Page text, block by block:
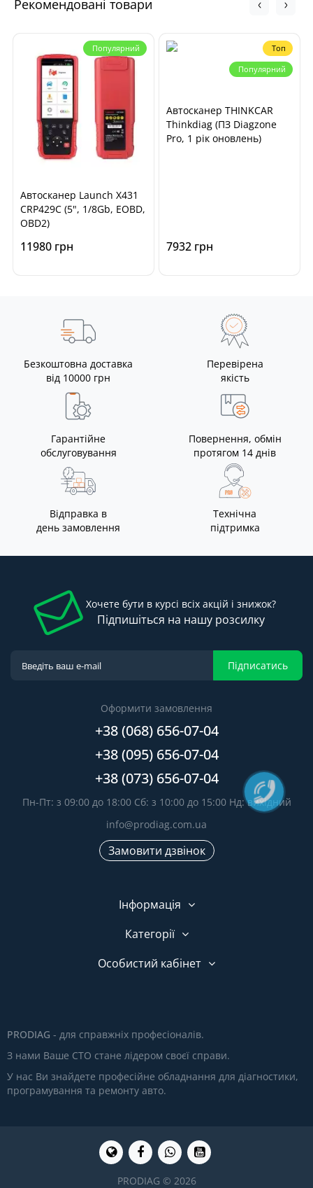
Рекомендовані товари
Популярний
Автосканер Launch X431
CRP429C (5", 1/8Gb, EOBD,
OBD2)
11980 грн
Топ
Популярний
Автосканер THINKCAR
Thinkdiag (ПЗ Diagzone
Pro, 1 рік оновлень)
7932 грн
Безкоштовна доставка
від 10000 грн
Перевірена
якість
Гарантійне
обслуговування
Повернення, обмін
протягом 14 днів
Відправка в
день замовлення
Технічна
підтримка
Хочете бути в курсі всіх акцій і знижок?
Підпишіться на нашу розсилку
Підписатись
Оформити замовлення
+38 (068) 656-07-04
+38 (095) 656-07-04
+38 (073) 656-07-04
Пн-Пт: з 09:00 до 18:00 Сб: з 10:00 до 15:00 Нд: вихідний
info@prodiag.com.ua
Замовити дзвінок
Інформація
Категорії
Особистий кабінет
PRODIAG - для справжніх професіоналів.
З нами Ваше СТО стане лідером своєї справи.
У нас Ви знайдете професійне обладнання для діагностики,
програмування та ремонту авто.
PRODIAG © 2026